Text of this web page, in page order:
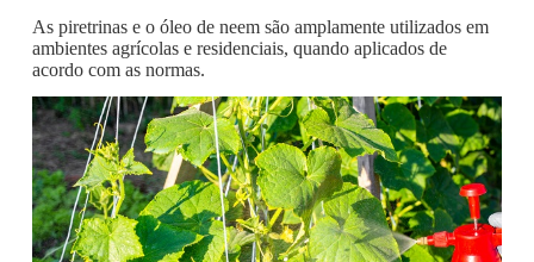
As piretrinas e o óleo de neem são amplamente utilizados em
ambientes agrícolas e residenciais, quando aplicados de
acordo com as normas.